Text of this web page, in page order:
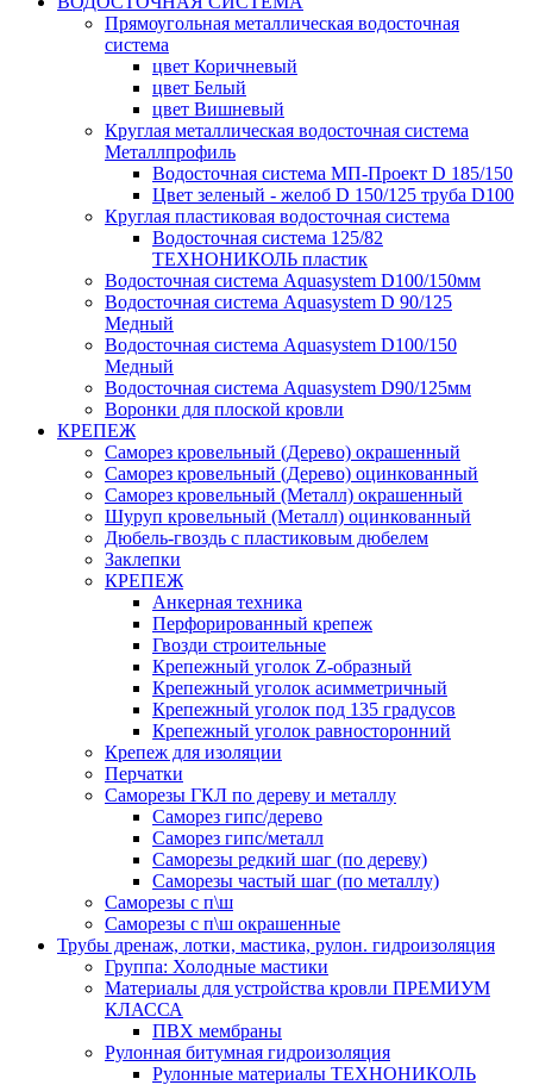
Прямоугольная металлическая водосточная
система
цвет Коричневый
цвет Белый
цвет Вишневый
Круглая металлическая водосточная система
Металлпрофиль
Водосточная система МП-Проект D 185/150
Цвет зеленый - желоб D 150/125 труба D100
Круглая пластиковая водосточная система
Водосточная система 125/82
ТЕХНОНИКОЛЬ пластик
Водосточная система Aquasystem D100/150мм
Водосточная система Aquasystem D 90/125
Медный
Водосточная система Aquasystem D100/150
Медный
Водосточная система Aquasystem D90/125мм
Воронки для плоской кровли
КРЕПЕЖ
Саморез кровельный (Дерево) окрашенный
Саморез кровельный (Дерево) оцинкованный
Саморез кровельный (Металл) окрашенный
Шуруп кровельный (Металл) оцинкованный
Дюбель-гвоздь с пластиковым дюбелем
Заклепки
КРЕПЕЖ
Анкерная техника
Перфорированный крепеж
Гвозди строительные
Крепежный уголок Z-образный
Крепежный уголок асимметричный
Крепежный уголок под 135 градусов
Крепежный уголок равносторонний
Крепеж для изоляции
Перчатки
Саморезы ГКЛ по дереву и металлу
Саморез гипс/дерево
Саморез гипс/металл
Саморезы редкий шаг (по дереву)
Саморезы частый шаг (по металлу)
Саморезы с п\ш
Саморезы с п\ш окрашенные
Трубы дренаж, лотки, мастика, рулон. гидроизоляция
Группа: Холодные мастики
Материалы для устройства кровли ПРЕМИУМ
КЛАССА
ПВХ мембраны
Рулонная битумная гидроизоляция
Рулонные материалы ТЕХНОНИКОЛЬ